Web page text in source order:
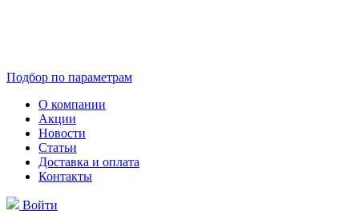
Подбор по параметрам
О компании
Акции
Новости
Статьи
Доставка и оплата
Контакты
Войти